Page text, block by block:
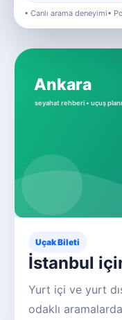
• Canlı arama deneyimi•
Uçak Bileti
İstanbul
Yurt içi ve yurt
odaklı